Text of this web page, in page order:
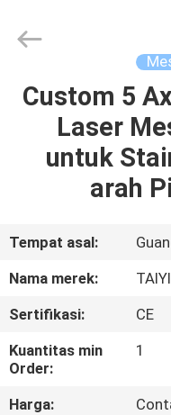
RUMAH
PRODUK
TENTANG
TUR
Company
Limited.
Reserved.Custom 5
Laser
untuk
arah
Tempat asal:
Nama merek:
TAIYI
Sertifikasi:
CE
Kuantitas min
Order:
1
Harga: